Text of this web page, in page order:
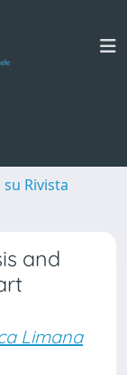
Rivista
and
Limana